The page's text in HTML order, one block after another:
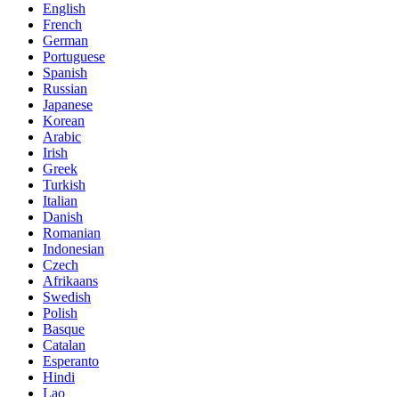
English
French
German
Portuguese
Spanish
Russian
Japanese
Korean
Arabic
Irish
Greek
Turkish
Italian
Danish
Romanian
Indonesian
Czech
Afrikaans
Swedish
Polish
Basque
Catalan
Esperanto
Hindi
Lao